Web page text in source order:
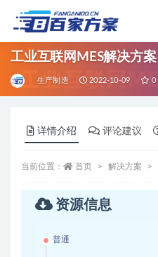
工业互联网MES解决方案
生产制造 2022-10-09 0
详情介绍 评论建议
当前位置： 首页 解决方案
资源信息
普通